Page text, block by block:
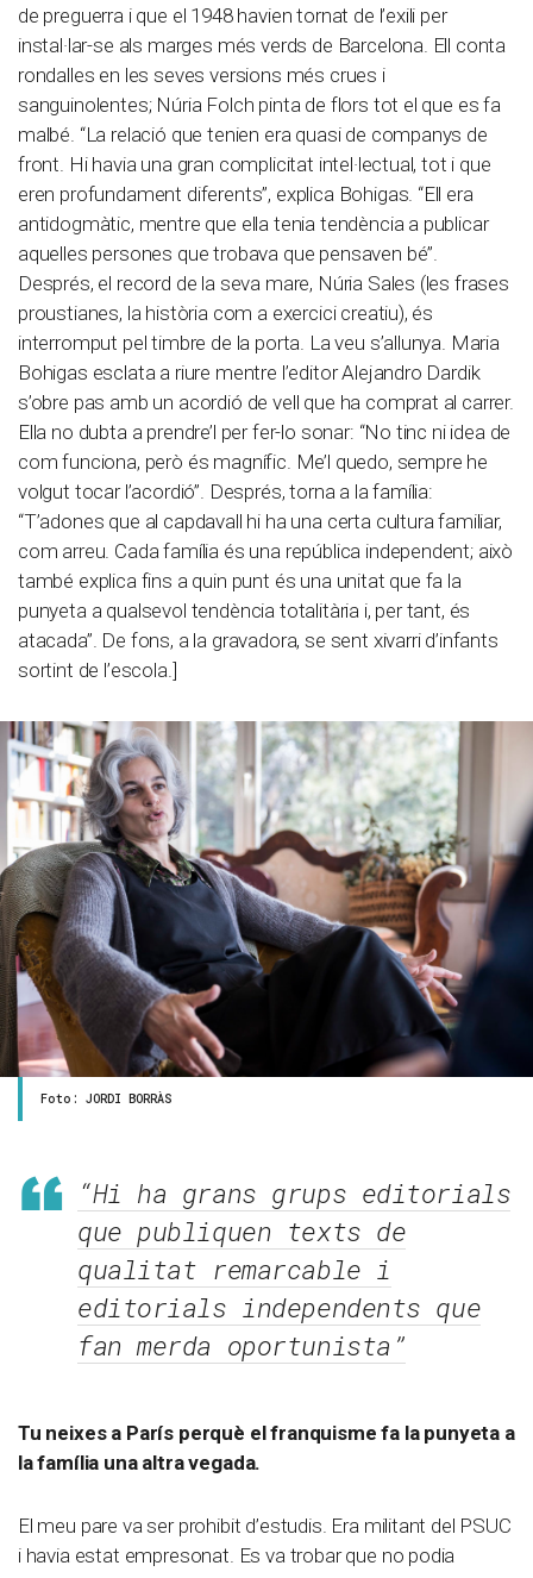
de preguerra i que el 1948 havien tornat de l’exili per
instal·lar-se als marges més verds de Barcelona. Ell conta
rondalles en les seves versions més crues i
sanguinolentes; Núria Folch pinta de flors tot el que es fa
malbé. “La relació que tenien era quasi de companys de
front. Hi havia una gran complicitat intel·lectual, tot i que
eren profundament diferents”, explica Bohigas. “Ell era
antidogmàtic, mentre que ella tenia tendència a publicar
aquelles persones que trobava que pensaven bé”.
Després, el record de la seva mare, Núria Sales (les frases
proustianes, la història com a exercici creatiu), és
interromput pel timbre de la porta. La veu s’allunya. Maria
Bohigas esclata a riure mentre l’editor Alejandro Dardik
s’obre pas amb un acordió de vell que ha comprat al carrer.
Ella no dubta a prendre’l per fer-lo sonar: “No tinc ni idea de
com funciona, però és magnífic. Me’l quedo, sempre he
volgut tocar l’acordió”. Després, torna a la família:
“T’adones que al capdavall hi ha una certa cultura familiar,
com arreu. Cada família és una república independent; això
també explica fins a quin punt és una unitat que fa la
punyeta a qualsevol tendència totalitària i, per tant, és
atacada”. De fons, a la gravadora, se sent xivarri d’infants
sortint de l’escola.]
Foto: JORDI BORRÀS
“Hi ha grans grups editorials
que publiquen texts de
qualitat remarcable i
editorials independents que
fan merda oportunista”
Tu neixes a París perquè el franquisme fa la punyeta a
la família una altra vegada.
El meu pare va ser prohibit d’estudis. Era militant del PSUC
i havia estat empresonat. Es va trobar que no podia